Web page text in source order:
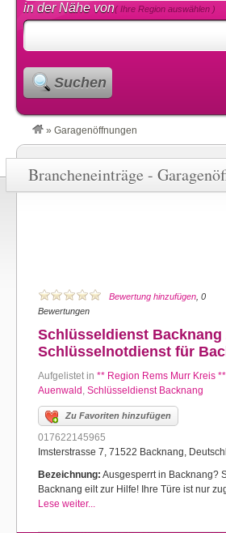
in der Nähe von( Ihre Region auswählen )
Suchen
» Garagenöffnungen
Brancheneinträge -
Bewertung hinzufügen , 0
Bewertungen
Schlüsseldienst Backnang
Schlüsselnotdienst für
Aufgelistet in ** Region Rems Murr Kreis **
Auenwald , Schlüsseldienst Backnang
Zu Favoriten hinzufügen
017622145965
Imsterstrasse 7, 71522 Backnang,
Bezeichnung: Ausgesperrt in Backnang?
Backnang eilt zur Hilfe! Ihre Türe ist nur
Lese weiter...